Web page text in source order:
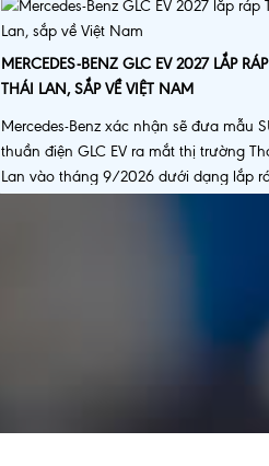
MERCEDES-BENZ GLC EV 2027 LẮP RÁP
THÁI LAN, SẮP VỀ VIỆT NAM
Mercedes-Benz xác nhận sẽ đưa mẫu
thuần điện GLC EV ra mắt thị trường
Lan vào tháng 9/2026 dưới dạng lắp